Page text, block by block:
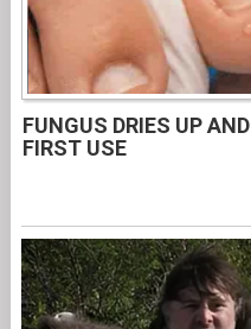
FUNGUS DRIES UP
FIRST USE